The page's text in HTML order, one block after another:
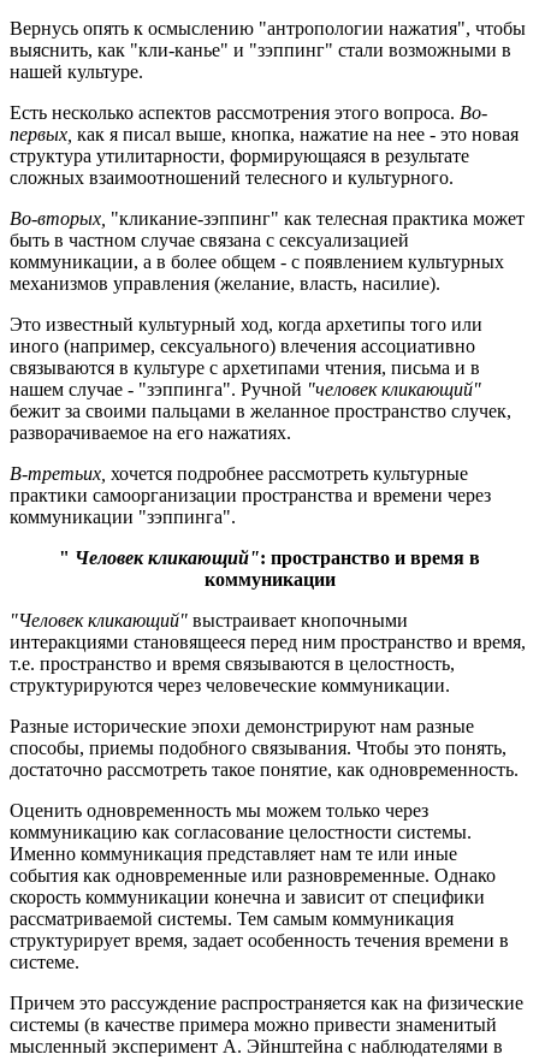
Вернусь опять к осмыслению "антропологии нажатия", чтобы
выяснить, как "кли-канье" и "зэппинг" стали возможными в
нашей культуре.
Есть несколько аспектов рассмотрения этого вопроса. Во-
первых, как я писал выше, кнопка, нажатие на нее - это новая
структура утилитарности, формирующаяся в результате
сложных взаимоотношений телесного и культурного.
Во-вторых, "кликание-зэппинг" как телесная практика может
быть в частном случае связана с сексуализацией
коммуникации, а в более общем - с появлением культурных
механизмов управления (желание, власть, насилие).
Это известный культурный ход, когда архетипы того или
иного (например, сексуального) влечения ассоциативно
связываются в культуре с архетипами чтения, письма и в
нашем случае - "зэппинга". Ручной "человек кликающий"
бежит за своими пальцами в желанное пространство случек,
разворачиваемое на его нажатиях.
В-третьих, хочется подробнее рассмотреть культурные
практики самоорганизации пространства и времени через
коммуникации "зэппинга".
" Человек кликающий": пространство и время в
коммуникации
"Человек кликающий" выстраивает кнопочными
интеракциями становящееся перед ним пространство и время,
т.е. пространство и время связываются в целостность,
структурируются через человеческие коммуникации.
Разные исторические эпохи демонстрируют нам разные
способы, приемы подобного связывания. Чтобы это понять,
достаточно рассмотреть такое понятие, как одновременность.
Оценить одновременность мы можем только через
коммуникацию как согласование целостности системы.
Именно коммуникация представляет нам те или иные
события как одновременные или разновременные. Однако
скорость коммуникации конечна и зависит от специфики
рассматриваемой системы. Тем самым коммуникация
структурирует время, задает особенность течения времени в
системе.
Причем это рассуждение распространяется как на физические
системы (в качестве примера можно привести знаменитый
мысленный эксперимент А. Эйнштейна с наблюдателями в